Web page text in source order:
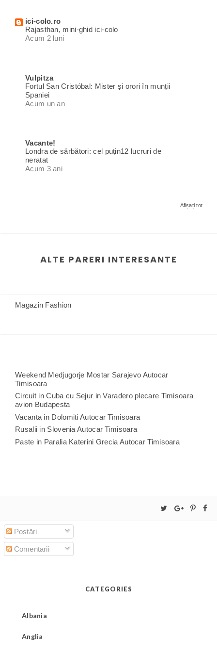
ici-colo.ro
Rajasthan, mini-ghid ici-colo
Acum 2 luni
Vulpitza
Fortul San Cristóbal: Mister și orori în munții
Spaniei
Acum un an
Vacante!
Londra de sărbători: cel puțin12 lucruri de
neratat
Acum 3 ani
Afișați tot
ALTE PARERI INTERESANTE
Magazin Fashion
Weekend Medjugorje Mostar Sarajevo Autocar
Timisoara
Circuit in Cuba cu Sejur in Varadero plecare Timisoara
avion Budapesta
Vacanta in Dolomiti Autocar Timisoara
Rusalii in Slovenia Autocar Timisoara
Paste in Paralia Katerini Grecia Autocar Timisoara
Postări
Comentarii
CATEGORIES
Albania
Anglia